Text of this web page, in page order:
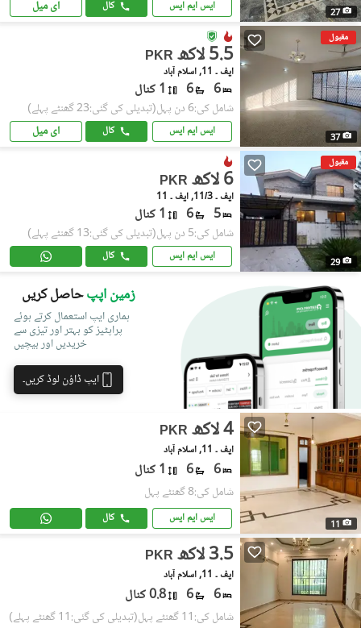
27 ایس ایم ایس کال ای میل
مقبول
37
PKR 5.5 لاکھ
ایف ۔ 11, اسلام آباد
6
6 1 کنال
شامل کی:6 دن پہل (تبدیلی کی گئی:23 گھنٹے پہلے)
ایس ایم ایس کال ای میل
مقبول
29
PKR 6 لاکھ
ایف ۔ 11/3, ایف ۔ 11
5
6 1 کنال
شامل کی:5 دن پہل (تبدیلی کی گئی:13 گھنٹے پہلے)
ایس ایم ایس کال
زمین اپپحاصل کریں
ہماری ایپ استعمال کرتے ہوئے
پراپٹیز کو بہتر اور تیزی سے
خریدیں اور بیچیں
ایپ ڈاؤن لوڈ کریں۔
11
PKR 4 لاکھ
ایف ۔ 11, اسلام آباد
6
6 1 کنال
شامل کی:8 گھنٹے پہل
ایس ایم ایس کال
PKR 3.5 لاکھ
ایف ۔ 11, اسلام آباد
6
6 0.8 کنال
شامل کی:11 گھنٹے پہل (تبدیلی کی گئی:11 گھنٹے پہلے)